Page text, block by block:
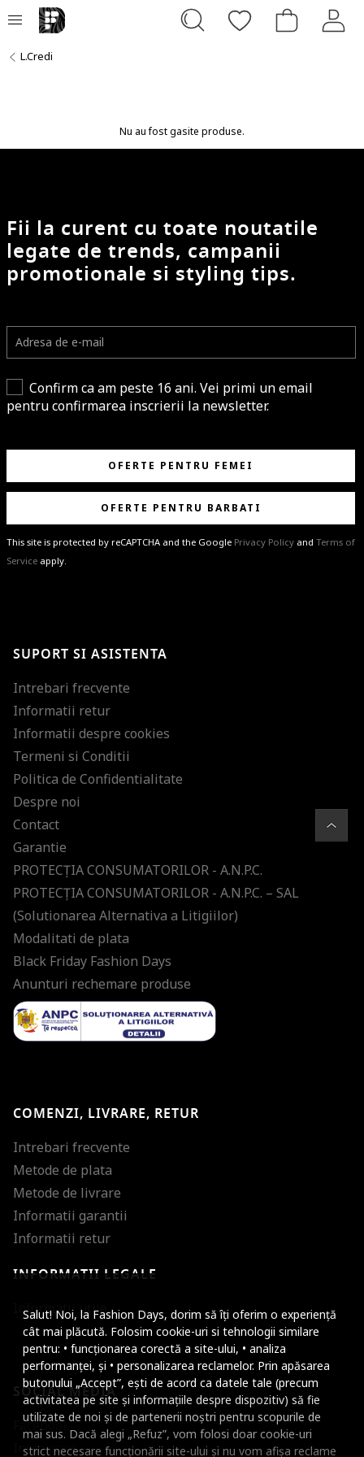
Salut! Noi, la Fashion Days, dorim să îți oferim o experiență
cât mai plăcută. Folosim cookie-uri si tehnologii similare
pentru: • funcționarea corectă a site-ului, • analiza
performanței, și • personalizarea reclamelor. Prin apăsarea
butonului „Accept”, ești de acord ca datele tale (precum
activitatea pe site și informațiile despre dispozitiv) să fie
utilizate de noi și de partenerii noștri pentru scopurile de
mai sus. Dacă alegi „Refuz”, vom folosi doar cookie-uri
strict necesare funcționării site-ului și nu vom afișa reclame
L.Credi
Nu au fost gasite produse.
Fii la curent cu toate noutatile
legate de trends, campanii
promotionale si styling tips.
Confirm ca am peste 16 ani. Vei primi un email
pentru confirmarea inscrierii la newsletter.
OFERTE PENTRU FEMEI
OFERTE PENTRU BARBATI
This site is protected by reCAPTCHA and the Google Privacy Policy and Terms of
Service apply.
ultimele tendinte in moda!
SUPORT SI ASISTENTA
Intrebari frecvente
Informatii retur
Informatii despre cookies
Termeni si Conditii
Politica de Confidentialitate
Despre noi
Contact
Garantie
PROTECŢIA CONSUMATORILOR - A.N.P.C.
PROTECŢIA CONSUMATORILOR - A.N.P.C. – SAL
(Solutionarea Alternativa a Litigiilor)
Modalitati de plata
Black Friday Fashion Days
Anunturi rechemare produse
COMENZI, LIVRARE, RETUR
Intrebari frecvente
Metode de plata
Metode de livrare
Informatii garantii
Informatii retur
INFORMATII LEGALE
Informatii utile
SOCIAL MEDIA
Facebook
Instagram
Micsoreaza
Mareste spatierea
Micsoreaza
Mareste inaltimea